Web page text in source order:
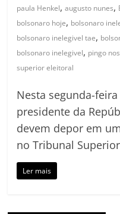
paula Henkel,augusto nunes,
bolsonaro hoje, bolsonaro
bolsonaro inelegivel tae,
bolsonaro inelegivel, pingo
superior eleitoral
Nesta segunda-
presidente da
devem depor em
no Tribunal
Ler mais